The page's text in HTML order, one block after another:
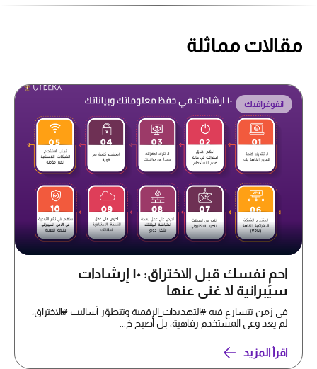
مقالات مماثلة
انفوغرافيك
احمِ نفسك قبل الاختراق: ١٠ إرشادات
سيبرانية لا غنى عنها
في زمن تتسارع فيه #التهديدات_الرقمية وتتطوّر أساليب #الاختراق،
لم يعد وعي المستخدم رفاهية، بل أصبح خ...
اقرأ المزيد